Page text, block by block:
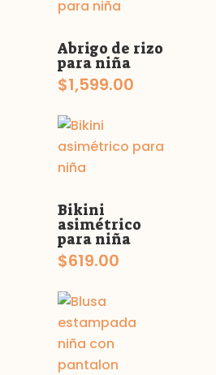
Abrigo de rizo
para niña
$1,599.00
Bikini
asimétrico
para niña
$619.00